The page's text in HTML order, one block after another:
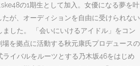
の1期生として加入。女優になる夢を叶
が、オーディションを自由に受けられない
ました。 「会いにいけるアイドル」をコン
を拠点に活動する秋元康氏プロデュースの
イバルをルーツとする乃木坂46をはじめ